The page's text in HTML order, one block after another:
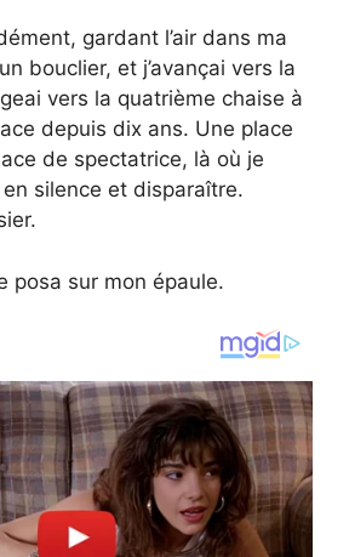
gardant l’air dans ma
bouclier, et j’avançai vers la
vers la quatrième chaise à
depuis dix ans. Une place
de spectatrice, là où je
silence et disparaître.
posa sur mon épaule.